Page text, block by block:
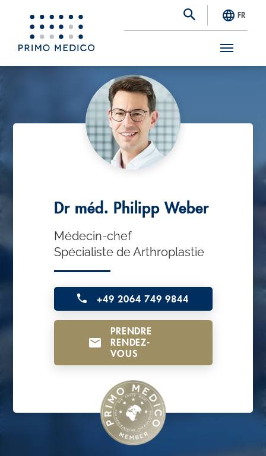
S
o
FR
Dr méd. Philipp Weber
Médecin-chef
Spécialiste de Arthroplastie
+49 2064 749 9844
PRENDRE
RENDEZ-
VOUS